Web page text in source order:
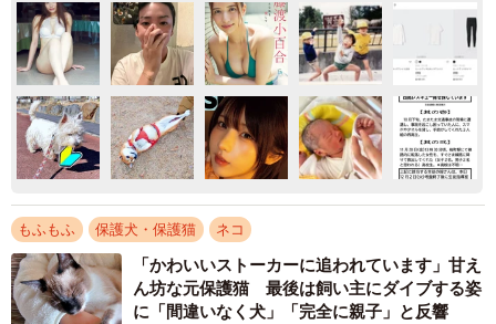
もふもふ 保護犬・保護猫 ネコ
「かわいいストーカーに追われています」甘え
ん坊な元保護猫 最後は飼い主にダイブする姿
に「間違いなく犬」「完全に親子」と反響